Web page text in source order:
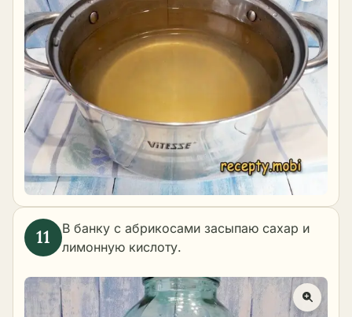
В банку с абрикосами засыпаю сахар и
лимонную кислоту.